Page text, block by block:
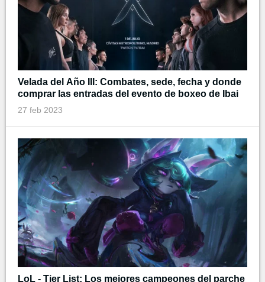
Velada del Año III: Combates, sede, fecha y donde
comprar las entradas del evento de boxeo de Ibai
27 feb 2023
LoL - Tier List: Los mejores campeones del parche